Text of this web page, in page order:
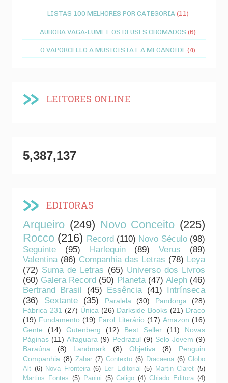
LISTAS 100 MELHORES POR CATEGORIA (11)
AURORA VAGA-LUME E OS DEUSES CROMADOS (6)
O VAPORCELLO A MUSICISTA E A MECANOIDE(4)
LEITORES ONLINE
5,387,137
EDITORAS
Arqueiro (249) Novo Conceito (225)
Rocco (216) Record (110) Novo Século (98)
Seguinte
(95) Harlequin (89) Verus
(89)
Valentina (86) Companhia das Letras (78) Leya
(72) Suma de Letras (65) Universo dos Livros
(60) Galera Record (50) Planeta (47) Aleph (46)
Bertrand Brasil
(45) Essência (41)
Intrínseca
(36)
Sextante (35) Paralela (30) Pandorga
(28)
Fábrica 231 (27) Única (26) Darkside Books (21) Draco
(19) Fundamento (19) Farol Literário (17) Amazon (16)
Gente
(14) Gutenberg (12) Best Seller (11)
Novas
Páginas (11) Alfaguara (9) Pedrazul (9) Selo Jovem (9)
Baraúna
(8) Landmark (8) Objetiva (8)
Penguin
Companhia (8) Zahar (7) Contexto (6) Dracaena (6) Globo
Alt (6) Nova Fronteira (6) Ler Editorial (5) Martin Claret (5)
Martins Fontes (5) Panini (5) Caligo (4) Chiado Editora (4)